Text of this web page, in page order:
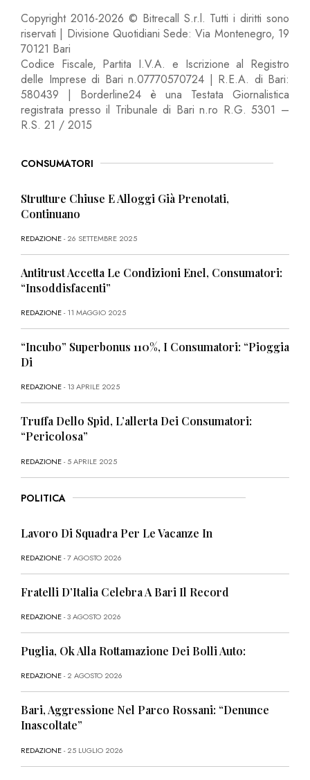
Copyright 2016-2026 © Bitrecall S.r.l. Tutti i diritti sono
riservati | Divisione Quotidiani Sede: Via Montenegro, 19
70121 Bari
Codice Fiscale, Partita I.V.A. e Iscrizione al Registro
delle Imprese di Bari n.07770570724 | R.E.A. di Bari:
580439 | Borderline24 è una Testata Giornalistica
registrata presso il Tribunale di Bari n.ro R.G. 5301 –
R.S. 21 / 2015
CONSUMATORI
Strutture Chiuse E Alloggi Già Prenotati,
Continuano
REDAZIONE- 26 SETTEMBRE 2025
Antitrust Accetta Le Condizioni Enel, Consumatori:
“Insoddisfacenti”
REDAZIONE- 11 MAGGIO 2025
“Incubo” Superbonus 110%, I Consumatori: “Pioggia
Di
REDAZIONE- 13 APRILE 2025
Truffa Dello Spid, L’allerta Dei Consumatori:
“Pericolosa”
REDAZIONE- 5 APRILE 2025
POLITICA
Lavoro Di Squadra Per Le Vacanze In
REDAZIONE- 7 AGOSTO 2026
Fratelli D’Italia Celebra A Bari Il Record
REDAZIONE- 3 AGOSTO 2026
Puglia, Ok Alla Rottamazione Dei Bolli Auto:
REDAZIONE- 2 AGOSTO 2026
Bari, Aggressione Nel Parco Rossani: “Denunce
Inascoltate”
REDAZIONE- 25 LUGLIO 2026